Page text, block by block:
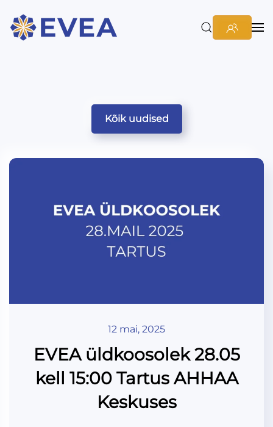
Kõik uudised
12 mai, 2025
EVEA üldkoosolek 28.05
kell 15:00 Tartus AHHAA
Keskuses